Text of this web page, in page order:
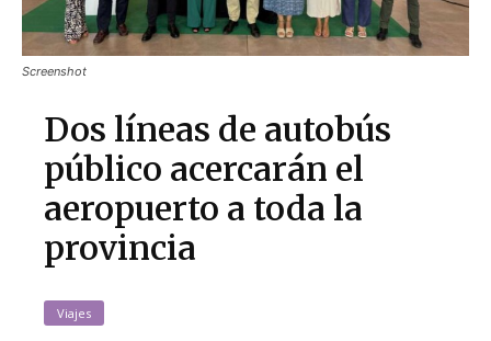
Screenshot
Dos líneas de autobús
público acercarán el
aeropuerto a toda la
provincia
Viajes